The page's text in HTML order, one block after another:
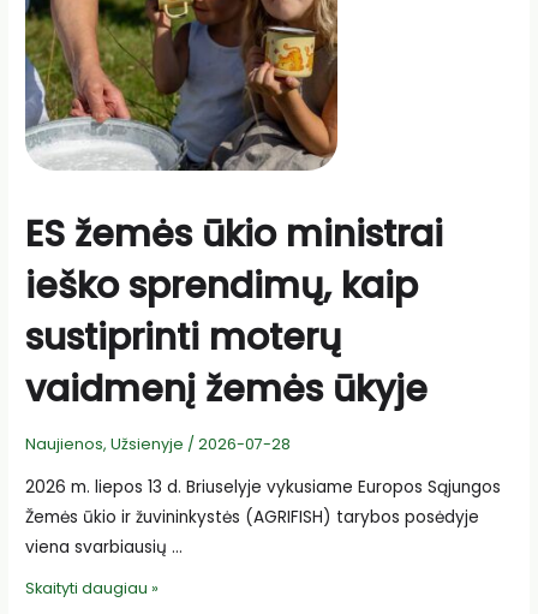
ES žemės ūkio ministrai
ieško sprendimų, kaip
sustiprinti moterų
vaidmenį žemės ūkyje
Naujienos,Užsienyje /2026-07-28
2026 m. liepos 13 d. Briuselyje vykusiame Europos Sąjungos
Žemės ūkio ir žuvininkystės (AGRIFISH) tarybos posėdyje
viena svarbiausių …
ES
Skaityti daugiau »